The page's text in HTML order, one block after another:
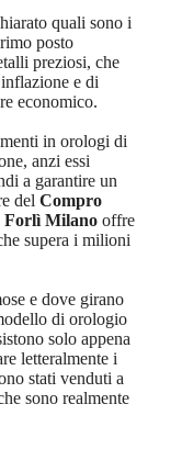
quali sono i
posto
preziosi, che
e di
economico.
in orologi di
anzi essi
a garantire un
del Compro
Forlì Milano offre
supera i milioni
e dove girano
di orologio
solo appena
letteralmente i
stati venduti a
sono realmente